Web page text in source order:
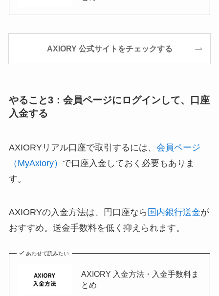
AXIORY 公式サイトをチェックする
やること3：会員ページにログインして、口座
入金する
AXIORYリアル口座で取引するには、 会員ページ
（MyAxiory） で口座入金しておく必要もありま
す。
AXIORYの入金方法は、円口座なら 国内銀行送金が
おすすめ。送金手数料を低く抑えられます。
あわせて読みたい
AXIORY 入金方法・入金手数料ま
とめ